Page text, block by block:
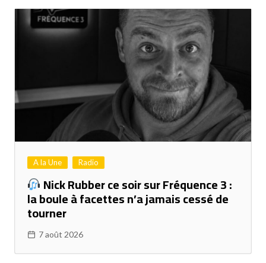
A la Une Radio
Nick Rubber ce soir sur Fréquence 3 :
la boule à facettes n’a jamais cessé de
tourner
7 août 2026